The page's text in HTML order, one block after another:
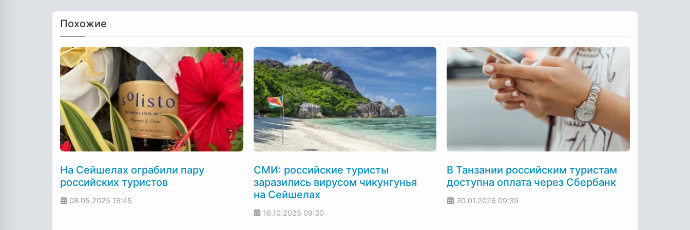
Похожие
На Сейшелах ограбили пару
российских туристов
08.05.2025 16:45
СМИ: российские туристы
заразились вирусом чикунгунья
на Сейшелах
16.10.2025 09:30
В Танзании российским туристам
доступна оплата через Сбербанк
30.01.2026 09:39